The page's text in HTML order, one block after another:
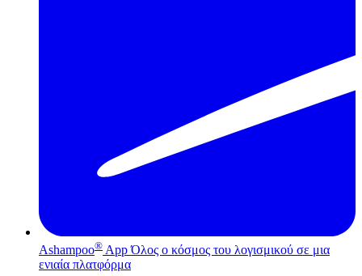
Ashampoo® App Όλος ο κόσμος του λογισμικού σε μια
ενιαία πλατφόρμα